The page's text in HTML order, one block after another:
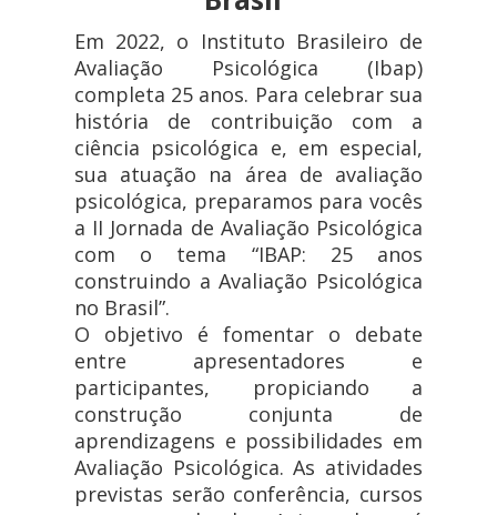
Em 2022, o Instituto Brasileiro de
Avaliação Psicológica (Ibap)
completa 25 anos. Para celebrar sua
história de contribuição com a
ciência psicológica e, em especial,
sua atuação na área de avaliação
psicológica, preparamos para vocês
a II Jornada de Avaliação Psicológica
com o tema “IBAP: 25 anos
construindo a Avaliação Psicológica
no Brasil”.
O objetivo é fomentar o debate
entre apresentadores e
participantes, propiciando a
construção conjunta de
aprendizagens e possibilidades em
Avaliação Psicológica. As atividades
previstas serão conferência, cursos